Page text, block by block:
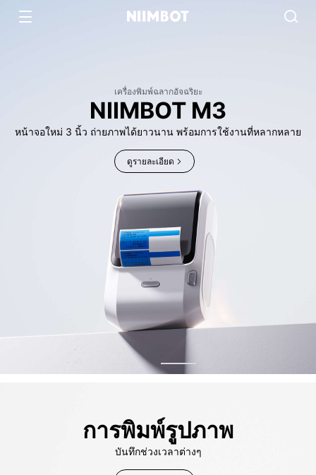
เครื่องพิมพ์ฉลากอัจฉริยะ
NIIMBOT B1
สะดวกที่จะพกพา, ง่ายต่อการใช้งาน
ดูรายละเอียด​
การพิมพ์รูปภาพ
บันทึกช่วงเวลาต่างๆ